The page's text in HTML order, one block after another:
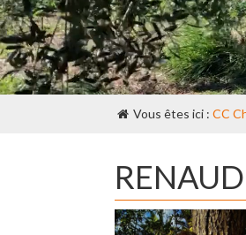
Vous êtes ici : CC